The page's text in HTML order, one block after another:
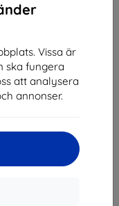
Vissa är
ska fungera
att analysera
annonser.